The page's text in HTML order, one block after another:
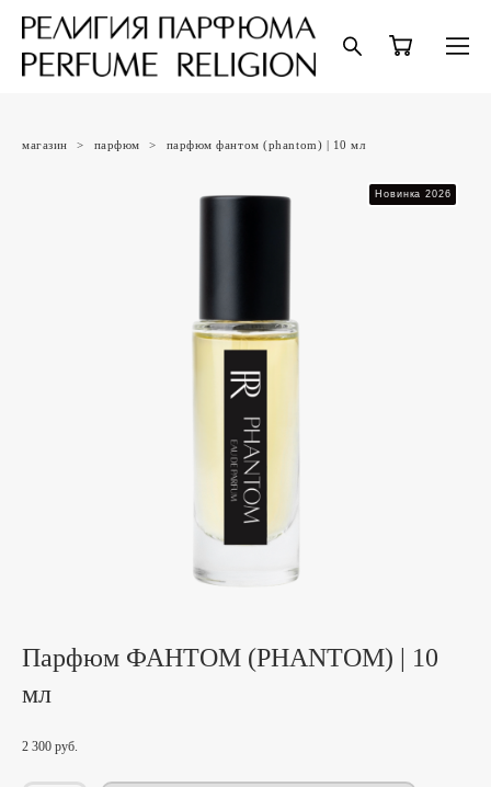
магазин > парфюм > парфюм фантом (phantom) | 10 мл
Новинка 2026
Парфюм ФАНТОМ (PHANTOM) | 10
мл
2 300 pуб.